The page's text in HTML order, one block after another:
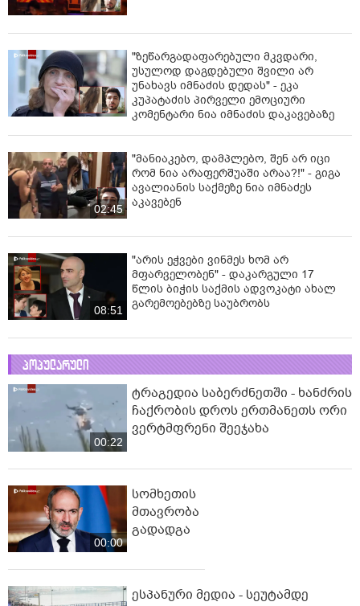
"ზეწარგადაფარებული მკვდარი,
უსულოდ დაგდებული შვილი არ
უნახავს იმნაძის დედას" - ეკა
კუპატაძის პირველი ემოციური
კომენტარი ნია იმნაძის დაკავებაზე
02:45
"მანიაკებო, დამპლებო, შენ არ იცი
რომ ნია არაფერშუაში არაა?!" - გიგა
ავალიანის საქმეზე ნია იმნაძეს
აკავებენ
08:51
"არის ეჭვები ვინმეს ხომ არ
მფარველობენ" - დაკარგული 17
წლის ბიჭის საქმის ადვოკატი ახალ
გარემოებებზე საუბრობს
პოპულარული
00:22
ტრაგედია საბერძნეთში - ხანძრის
ჩაქრობის დროს ერთმანეთს ორი
ვერტმფრენი შეეჯახა
00:00
სომხეთის
მთავრობა
გადადგა
ესპანური მედია - სეუტამდე